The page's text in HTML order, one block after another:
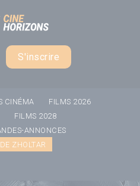
S'inscrire
CINÉMA
FILMS 2026
FILMS 2028
ANNONCES
ZHOLTAR